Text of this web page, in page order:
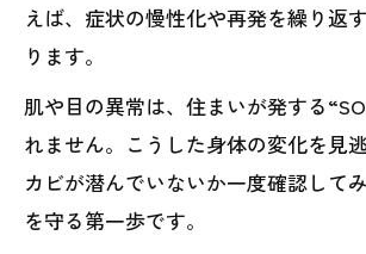
えば、症状の慢性化や再発を繰り返
ります。
肌や目の異常は、住まいが発する
れません。こうした身体の変化を見
カビが潜んでいないか一度確認して
を守る第一歩です。